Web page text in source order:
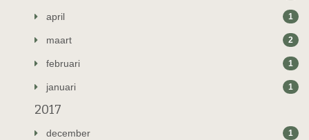
april 1
maart 2
februari 1
januari 1
2017
december 1